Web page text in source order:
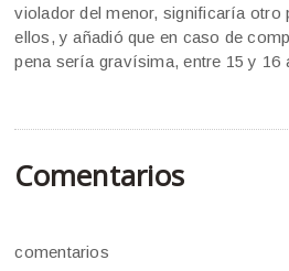
violador del menor, significaría otro
ellos, y añadió que en caso de
pena sería gravísima, entre 15 y 16
Comentarios
comentarios